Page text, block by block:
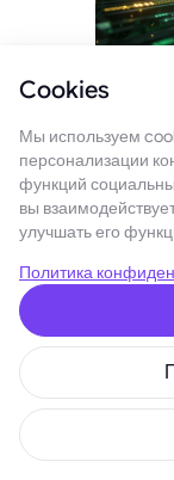
Это вопрос на
долларов? Дело
находимся в
да, мы
откат, может
желанным. Что
вернемся на
Бычий сценарий
Если некоторые
растущее
Cookies
Мы используем
персонализации
функций
вы
улучшать его
Политика